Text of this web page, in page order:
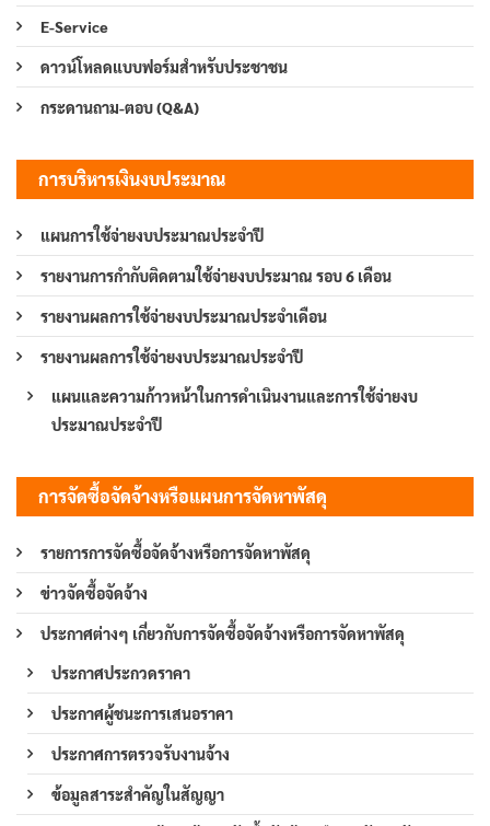
E-Service
ดาวน์โหลดแบบฟอร์มสำหรับประชาชน
กระดานถาม-ตอบ (Q&A)
การบริหารเงินงบประมาณ
แผนการใช้จ่ายงบประมาณประจำปี
รายงานการกำกับติดตามใช้จ่ายงบประมาณ รอบ 6 เดือน
รายงานผลการใช้จ่ายงบประมาณประจำเดือน
รายงานผลการใช้จ่ายงบประมาณประจำปี
แผนและความก้าวหน้าในการดำเนินงานและการใช้จ่ายงบ
ประมาณประจำปี
การจัดซื้อจัดจ้างหรือแผนการจัดหาพัสดุ
รายการการจัดซื้อจัดจ้างหรือการจัดหาพัสดุ
ข่าวจัดซื้อจัดจ้าง
ประกาศต่างๆ เกี่ยวกับการจัดซื้อจัดจ้างหรือการจัดหาพัสดุ
ประกาศประกวดราคา
ประกาศผู้ชนะการเสนอราคา
ประกาศการตรวจรับงานจ้าง
ข้อมูลสาระสำคัญในสัญญา